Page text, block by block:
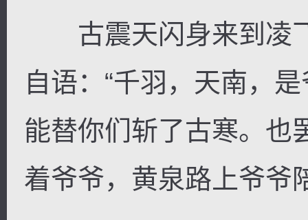
古震天闪身来到凌
自语：“千羽，天南，
能替你们斩了古寒。也
着爷爷，黄泉路上爷爷